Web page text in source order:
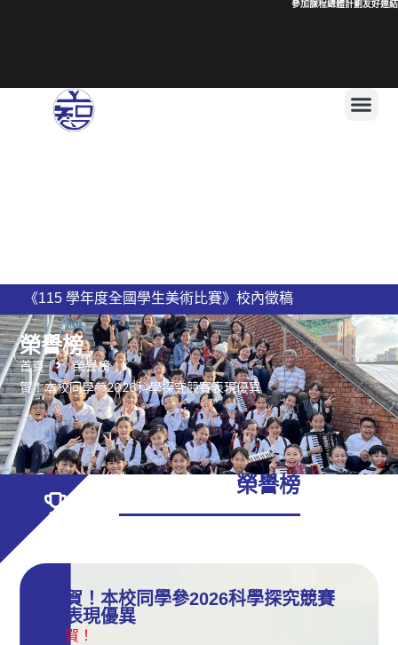
友好連結
參加課程總體計劃
11 新竹縣私立上智國民小學115學年度導師名單公告
上智國民小學 115學年度編班公告
榮譽榜
首頁
榮譽榜
賀！本校同學參2026科學探究競賽表現優異
榮譽榜
賀！本校同學參2026科學探究競賽
表現優異
賀！